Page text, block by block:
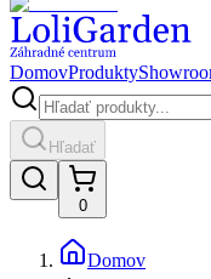
DomovProdukty
Hľadať
0
Domov